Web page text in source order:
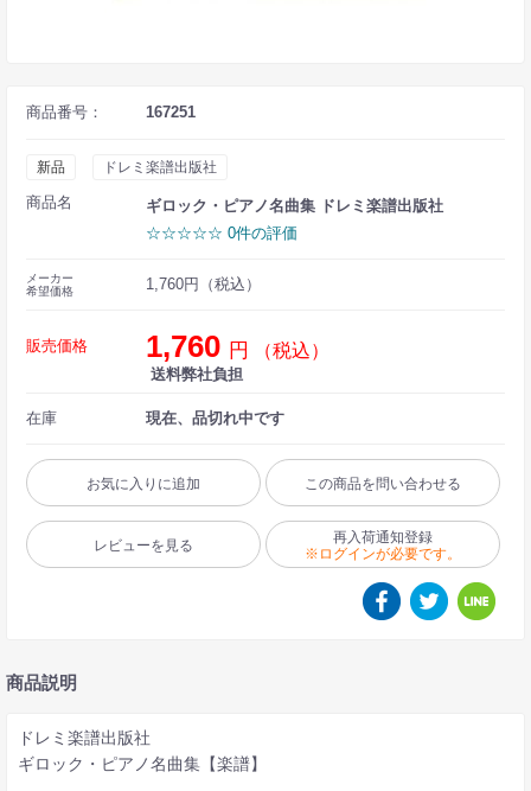
商品番号： 167251
新品 ドレミ楽譜出版社
商品名
ギロック・ピアノ名曲集 ドレミ楽譜出版社
☆☆☆☆☆ 0件の評価
メーカー
希望価格
1,760円（税込）
販売価格 1,760 円 （税込）
送料弊社負担
在庫 現在、品切れ中です
お気に入りに追加 この商品を問い合わせる
レビューを見る
再入荷通知登録
※ログインが必要です。
商品説明
ドレミ楽譜出版社
ギロック・ピアノ名曲集【楽譜】